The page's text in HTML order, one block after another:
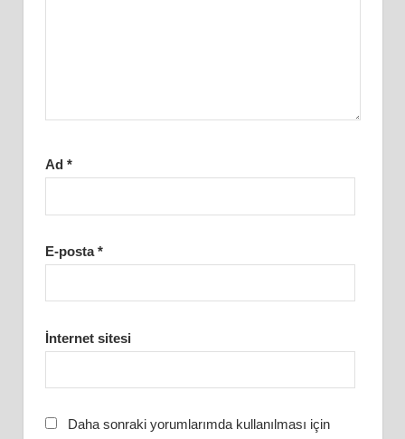
Ad *
E-posta*
İnternet sitesi
Daha sonraki yorumlarımda kullanılması için